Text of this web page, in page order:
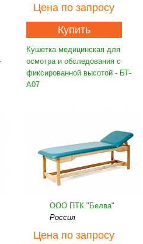
Цена по запросу
Купить
Кушетка медицинская для
осмотра и обследования с
фиксированной высотой - БТ-
А07
ООО ПТК "Белва"
Россия
Цена по запросу